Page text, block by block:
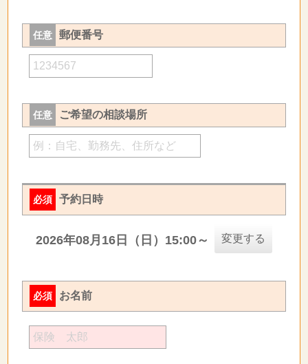
任意 郵便番号
任意 ご希望の相談場所
必須 予約日時
2026年08月16日（日）15:00～ 変更する
必須 お名前